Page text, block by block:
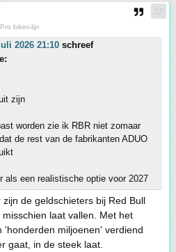
Pro bikini-lijn
2026 21:10 schreef
zijn
worden zie ik RBR niet zomaar
de rest van de fabrikanten ADUO
als een realistische optie voor 2027
de geldschieters bij Red Bull
laat vallen. Met het
'honderden miljoenen' verdiend
gaat, in de steek laat.